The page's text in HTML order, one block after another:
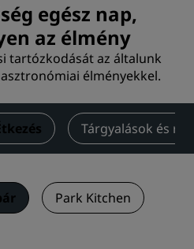
egész nap,
az élmény
tartózkodását az általunk
élményekkel.
Tárgyalások és
Park Kitchen